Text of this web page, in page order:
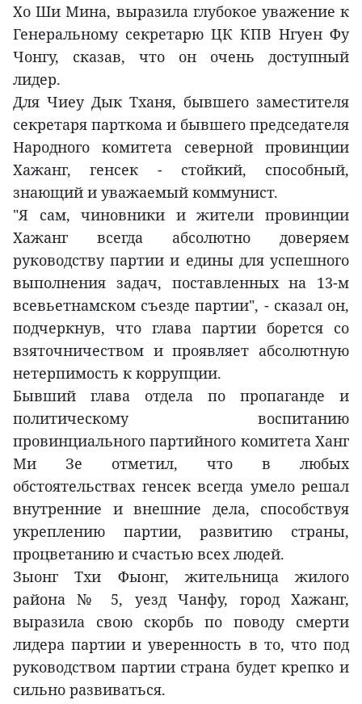
Хо Ши Мина, выразила глубокое уважение к
Генеральному секретарю ЦК КПВ Нгуен Фу
Чонгу, сказав, что он очень доступный
лидер.
Для Чиеу Дык Тханя, бывшего заместителя
секретаря парткома и бывшего председателя
Народного комитета северной провинции
Хажанг, генсек - стойкий, способный,
знающий и уважаемый коммунист.
"Я сам, чиновники и жители провинции
Хажанг всегда абсолютно доверяем
руководству партии и едины для успешного
выполнения задач, поставленных на 13-м
всевьетнамском съезде партии", - сказал он,
подчеркнув, что глава партии борется со
взяточничеством и проявляет абсолютную
нетерпимость к коррупции.
Бывший глава отдела по пропаганде и
политическому воспитанию
провинциального партийного комитета Ханг
Ми Зе отметил, что в любых
обстоятельствах генсек всегда умело решал
внутренние и внешние дела, способствуя
укреплению партии, развитию страны,
процветанию и счастью всех людей.
Зыонг Тхи Фыонг, жительница жилого
района № 5, уезд Чанфу, город Хажанг,
выразила свою скорбь по поводу смерти
лидера партии и уверенность в то, что под
руководством партии страна будет крепко и
сильно развиваться.